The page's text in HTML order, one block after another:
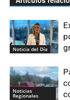
Noticia del Día
Noticias
Regionales